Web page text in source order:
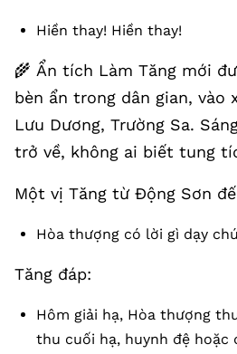
Hiền thay! Hiền thay!
🌾 Ẩn tích Làm Tăng mới
bèn ẩn trong dân gian, vào
Lưu Dương, Trường Sa.
trở về, không ai biết tung
Một vị Tăng từ Động Sơn
Hòa thượng có lời gì dạy
Tăng đáp:
Hôm giải hạ, Hòa thượng
thu cuối hạ, huynh đệ hoặc